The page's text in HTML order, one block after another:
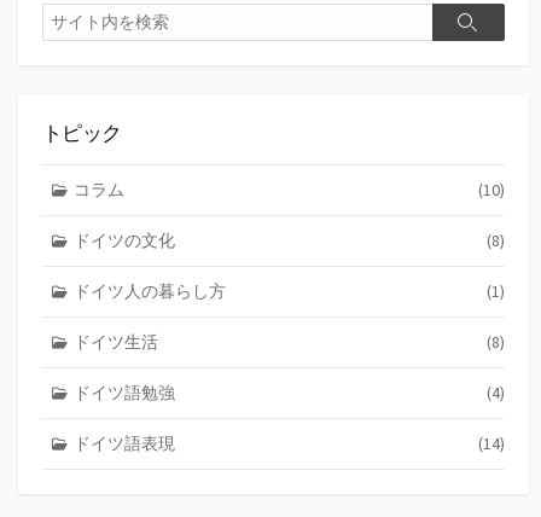
検
索
検
トピック
コラム (10)
ドイツの文化 (8)
ドイツ人の暮らし方 (1)
ドイツ生活 (8)
ドイツ語勉強 (4)
ドイツ語表現 (14)